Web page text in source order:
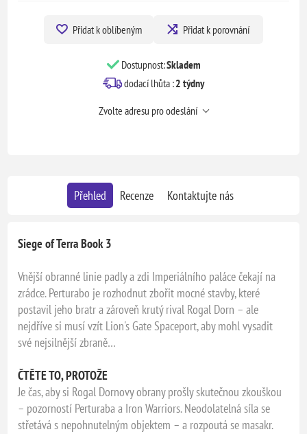
Přidat k oblíbeným Přidat k porovnání
Dostupnost:Skladem
dodací lhůta :2 týdny
Zvolte adresu pro odeslání
Přehled Recenze Kontaktujte nás
Siege of Terra Book 3
Vnější obranné linie padly a zdi Imperiálního paláce čekají na
zrádce. Perturabo je rozhodnut zbořit mocné stavby, které
postavil jeho bratr a zároveň krutý rival Rogal Dorn – ale
nejdříve si musí vzít Lion's Gate Spaceport, aby mohl vysadit
své nejsilnější zbraně…
ČTĚTE TO, PROTOŽE
Je čas, aby si Rogal Dornovy obrany prošly skutečnou zkouškou
– pozorností Perturaba a Iron Warriors. Neodolatelná síla se
střetává s nepohnutelným objektem – a rozpoutá se masakr.